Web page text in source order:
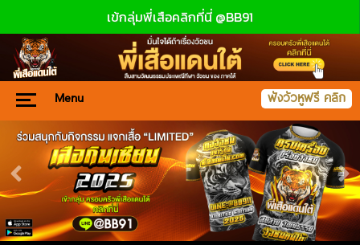
เข้กลุ่มพี่เสือคลิกที่นี่ @BB91
Menu ฟังวัวหูฟรี คลิก